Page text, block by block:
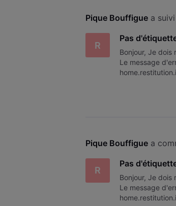
Pique Bouffigue a
R
Pas
Bonjour, Je
Le message
Pique Bouffigue a
R
Pas
Bonjour, Je
Le message